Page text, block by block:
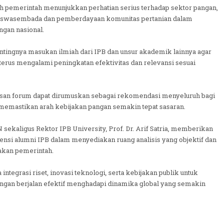
pemerintah menunjukkan perhatian serius terhadap sektor pangan,
dan pemberdayaan komunitas pertanian dalam
nasional.
masukan ilmiah dari IPB dan unsur akademik lainnya agar
mengalami peningkatan efektivitas dan relevansi sesuai
forum dapat dirumuskan sebagai rekomendasi menyeluruh bagi
arah kebijakan pangan semakin tepat sasaran.
sekaligus Rektor IPB University, Prof. Dr. Arif Satria, memberikan
alumni IPB dalam menyediakan ruang analisis yang objektif dan
pemerintah.
riset, inovasi teknologi, serta kebijakan publik untuk
berjalan efektif menghadapi dinamika global yang semakin